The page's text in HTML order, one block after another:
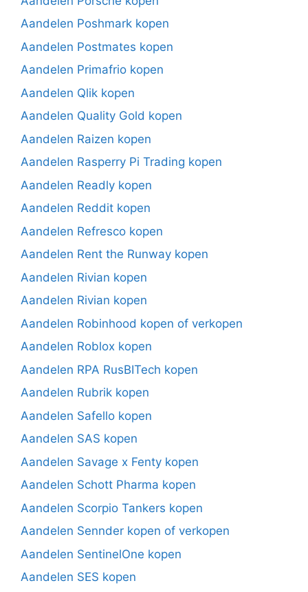
Aandelen Poshmark kopen
Aandelen Postmates kopen
Aandelen Primafrio kopen
Aandelen Qlik kopen
Aandelen Quality Gold kopen
Aandelen Raizen kopen
Aandelen Rasperry Pi Trading kopen
Aandelen Readly kopen
Aandelen Reddit kopen
Aandelen Refresco kopen
Aandelen Rent the Runway kopen
Aandelen Rivian kopen
Aandelen Rivian kopen
Aandelen Robinhood kopen of verkopen
Aandelen Roblox kopen
Aandelen RPA RusBITech kopen
Aandelen Rubrik kopen
Aandelen Safello kopen
Aandelen SAS kopen
Aandelen Savage x Fenty kopen
Aandelen Schott Pharma kopen
Aandelen Scorpio Tankers kopen
Aandelen Sennder kopen of verkopen
Aandelen SentinelOne kopen
Aandelen SES kopen